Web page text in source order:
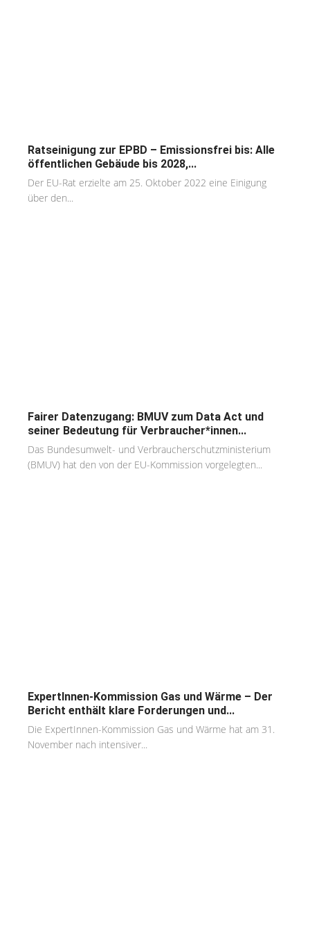
Ratseinigung zur EPBD – Emissionsfrei bis: Alle
öffentlichen Gebäude bis 2028,...
Der EU-Rat erzielte am 25. Oktober 2022 eine Einigung
über den...
Fairer Datenzugang: BMUV zum Data Act und
seiner Bedeutung für Verbraucher*innen...
Das Bundesumwelt- und Verbraucherschutzministerium
(BMUV) hat den von der EU-Kommission vorgelegten...
ExpertInnen-Kommission Gas und Wärme – Der
Bericht enthält klare Forderungen und...
Die ExpertInnen-Kommission Gas und Wärme hat am 31.
November nach intensiver...